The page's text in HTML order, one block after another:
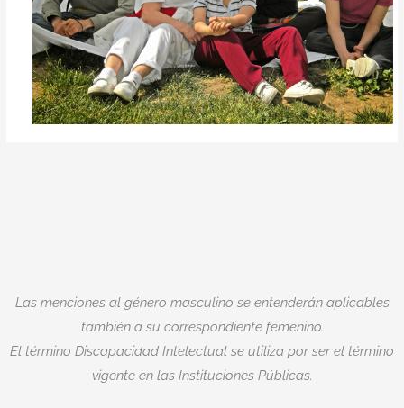
Las menciones al género masculino se entenderán aplicables
también a su correspondiente femenino.
El término Discapacidad Intelectual se utiliza por ser el término
vigente en las Instituciones Públicas.